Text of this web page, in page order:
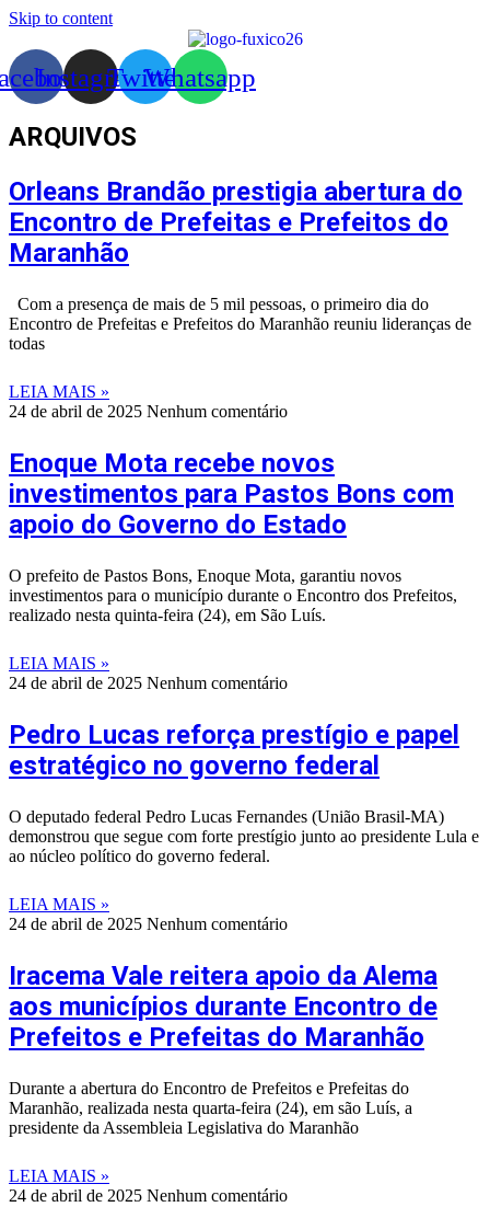
Skip to content
InstagramTwitterWhatsapp
ARQUIVOS
Orleans Brandão prestigia abertura do
Encontro de Prefeitas e Prefeitos do
Maranhão
Com a presença de mais de 5 mil pessoas, o primeiro dia do
Encontro de Prefeitas e Prefeitos do Maranhão reuniu lideranças de
todas
LEIA MAIS »
24 de abril de 2025 Nenhum comentário
Enoque Mota recebe novos
investimentos para Pastos Bons com
apoio do Governo do Estado
O prefeito de Pastos Bons, Enoque Mota, garantiu novos
investimentos para o município durante o Encontro dos Prefeitos,
realizado nesta quinta-feira (24), em São Luís.
LEIA MAIS »
24 de abril de 2025 Nenhum comentário
Pedro Lucas reforça prestígio e papel
estratégico no governo federal
O deputado federal Pedro Lucas Fernandes (União Brasil-MA)
demonstrou que segue com forte prestígio junto ao presidente Lula e
ao núcleo político do governo federal.
LEIA MAIS »
24 de abril de 2025 Nenhum comentário
Iracema Vale reitera apoio da Alema
aos municípios durante Encontro de
Prefeitos e Prefeitas do Maranhão
Durante a abertura do Encontro de Prefeitos e Prefeitas do
Maranhão, realizada nesta quarta-feira (24), em são Luís, a
presidente da Assembleia Legislativa do Maranhão
LEIA MAIS »
24 de abril de 2025 Nenhum comentário